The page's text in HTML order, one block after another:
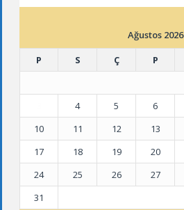
Ağustos 2026
P
S Ç P
4 5 6
10
11 12 13
17
18 19 20
24
25 26 27
31